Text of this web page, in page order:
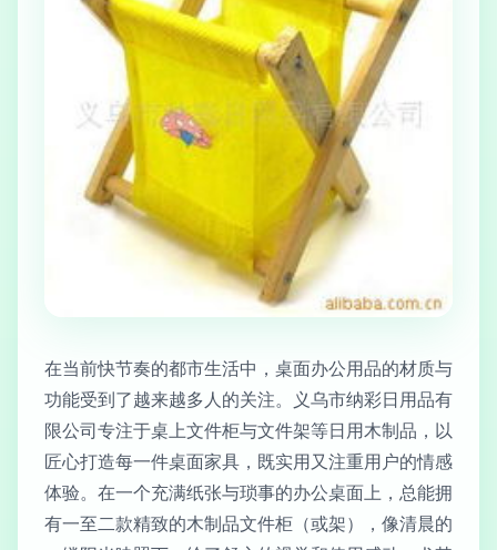
在当前快节奏的都市生活中，桌面办公用品的材质与
功能受到了越来越多人的关注。义乌市纳彩日用品有
限公司专注于桌上文件柜与文件架等日用木制品，以
匠心打造每一件桌面家具，既实用又注重用户的情感
体验。在一个充满纸张与琐事的办公桌面上，总能拥
有一至二款精致的木制品文件柜（或架），像清晨的